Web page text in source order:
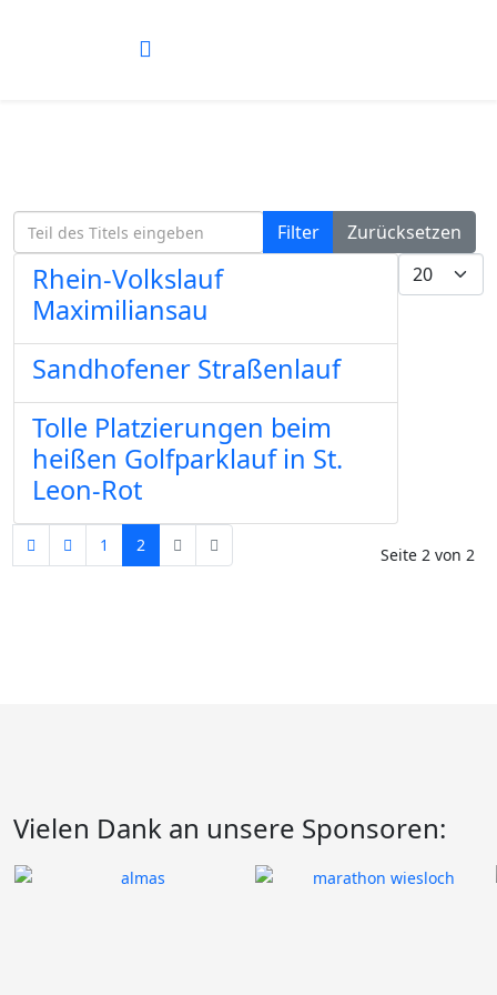
Teil des Titels eingeben Filter Zurücksetzen
Anzeige #
Rhein-Volkslauf
Maximiliansau
Sandhofener Straßenlauf
Tolle Platzierungen beim
heißen Golfparklauf in St.
Leon-Rot
Seite 2 von 2
1 2
Vielen Dank an unsere Sponsoren: